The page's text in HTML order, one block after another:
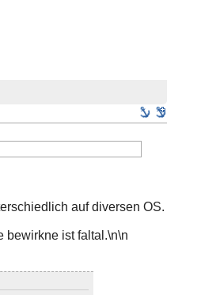
auf diversen OS.
bewirkne ist faltal.\n\n